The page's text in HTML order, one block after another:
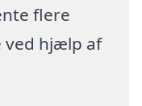
flere
ved hjælp af